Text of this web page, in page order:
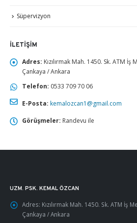
Süpervizyon
İLETIŞIM
Adres: Kızılırmak Mah. 1450. Sk. ATM
Çankaya / Ankara
Telefon: 0533 709 70 06
E-Posta: kemalozcan1@gmail.com
Görüşmeler: Randevu ile
UZM. PSK. KEMAL ÖZCAN
Adres: Kızılırmak Mah. 1450. Sk. ATM İş
Çankaya / Ankara